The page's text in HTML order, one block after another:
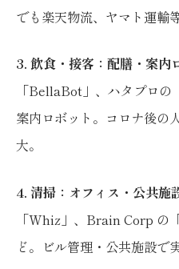
でも楽天物流、ヤマト運輸
3. 飲食・接客：配膳・案内
「BellaBot」、ハタプロの
案内ロボット。コロナ後の
大。
4. 清掃：オフィス・公共施
「Whiz」、Brain Corp の
ど。ビル管理・公共施設で